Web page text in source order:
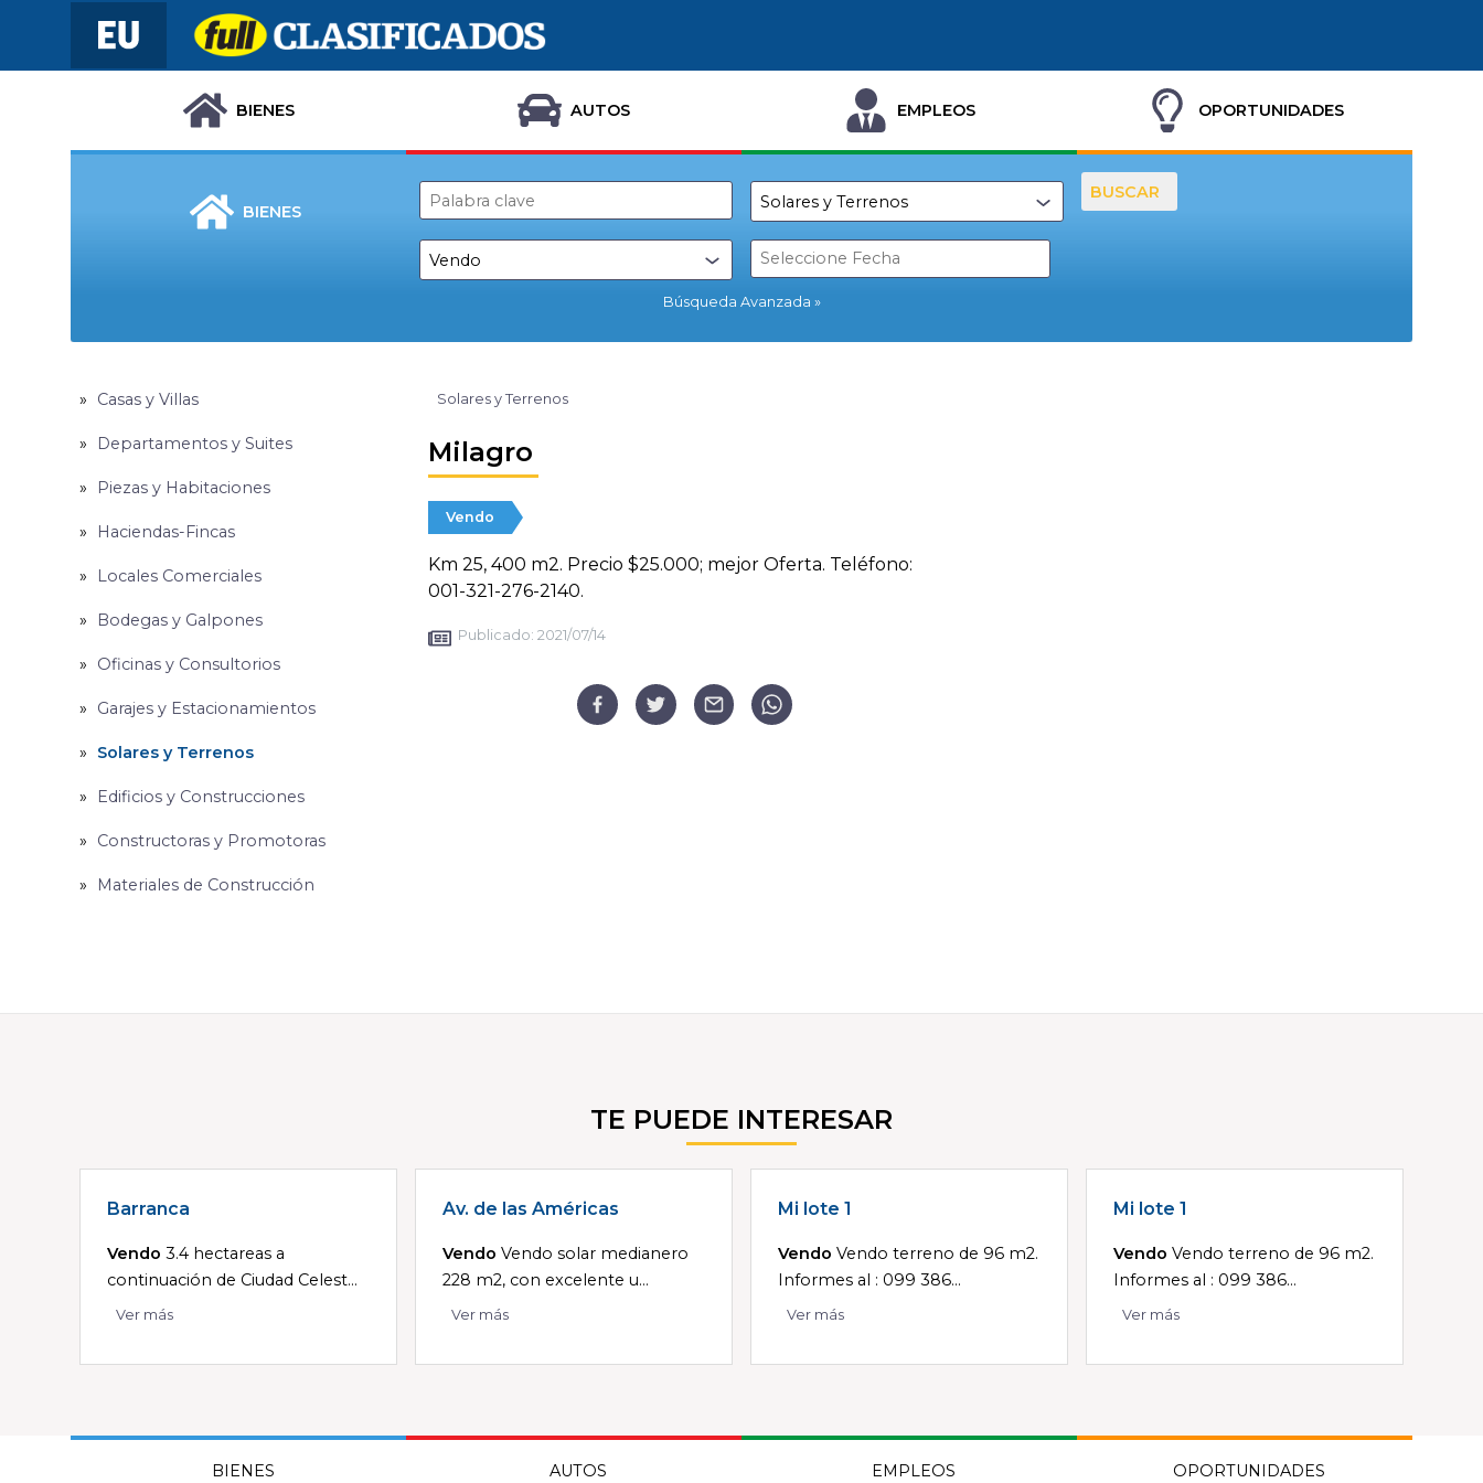
BIENES AUTOS EMPLEOS OPORTUNIDADES
BIENES
Búsqueda Avanzada
BUSCAR
Casas y Villas
Departamentos y Suites
Piezas y Habitaciones
Haciendas-Fincas
Locales Comerciales
Bodegas y Galpones
Oficinas y Consultorios
Garajes y Estacionamientos
Solares y Terrenos
Edificios y Construcciones
Constructoras y Promotoras
Materiales de Construcción
Solares y Terrenos
Milagro
Vendo
Km 25, 400 m2. Precio $25.000; mejor Oferta. Teléfono:
001-321-276-2140.
Publicado: 2021/07/14
TE PUEDE INTERESAR
Barranca
Vendo 3.4 hectareas a
continuación de Ciudad Celest...
Ver más
Av. de las Américas
Vendo Vendo solar medianero
228 m2, con excelente u...
Ver más
Mi lote 1
Vendo Vendo terreno de 96 m2.
Informes al : 099 386...
Ver más
Mi lote 1
Vendo Vendo terreno de 96 m2.
Informes al : 099 386...
Ver más
BIENES AUTOS EMPLEOS OPORTUNIDADES